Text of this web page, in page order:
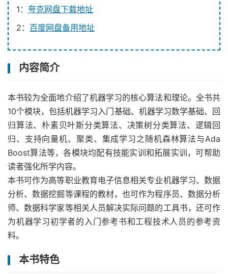
1： 夸克网盘下载地址
2： 百度网盘备用地址
内容简介
本书较为全面地介绍了机器学习的核心算法和理论。全书共
10个模块，包括机器学习入门基础、机器学习数学基础、回
归算法、朴素贝叶斯分类算法、决策树分类算法、逻辑回
归、支持向量机、聚类、集成学习之随机森林算法与Ada
Boost算法等，各模块均配有技能实训和拓展实训，可帮助
读者强化所学内容。
本书可作为高等职业教育电子信息相关专业机器学习、数据
分析、数据挖掘等课程的教材，也可作为程序员、数据分析
师、数据科学家等相关人员解决实际问题的工具书，还可作
为机器学习初学者的入门参考书和工程技术人员的参考资
料。
本书特色